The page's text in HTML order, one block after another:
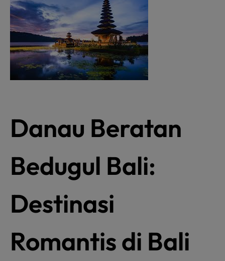
Danau Beratan
Bedugul Bali:
Destinasi
Romantis di Bali